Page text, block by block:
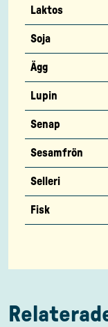
Laktos
Soja
Ägg
Lupin
Senap
Sesamfrön
Selleri
Fisk